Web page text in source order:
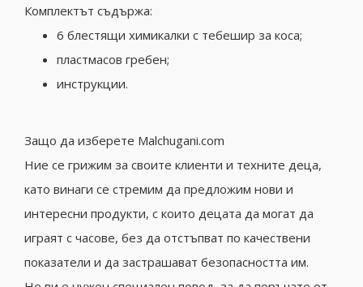
Комплектът съдържа:
6 блестящи химикалки с тебешир за коса;
пластмасов гребен;
инструкции.
Защо да изберете Malchugani.com
Ние се грижим за своите клиенти и техните деца,
като винаги се стремим да предложим нови и
интересни продукти, с които децата да могат да
играят с часове, без да отстъпват по качествени
показатели и да застрашават безопасността им.